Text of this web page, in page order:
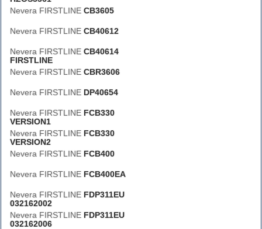
Nevera FIRSTLINE CB3605
Nevera FIRSTLINE CB40612
Nevera FIRSTLINE CB40614
FIRSTLINE
Nevera FIRSTLINE CBR3606
Nevera FIRSTLINE DP40654
Nevera FIRSTLINE FCB330
VERSION1
Nevera FIRSTLINE FCB330
VERSION2
Nevera FIRSTLINE FCB400
Nevera FIRSTLINE FCB400EA
Nevera FIRSTLINE FDP311EU
032162002
Nevera FIRSTLINE FDP311EU
032162006